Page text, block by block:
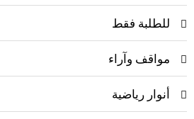
للطلبة فقط
مواقف وآراء
أنوار رياضية